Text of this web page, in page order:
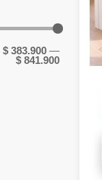
$ 383.900—
$ 841.900